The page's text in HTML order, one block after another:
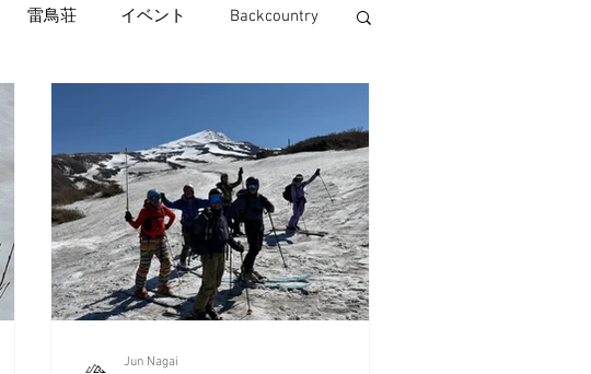
雷鳥荘 イベント Backcountry
剱岳・立山連峰
スキー
Jun Nagai